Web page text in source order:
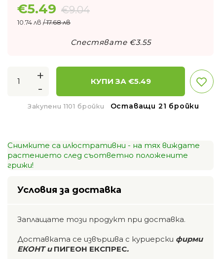
€5.49 €9.04
10.74 лв / 17.68 лв
Спестявате €3.55
+
-
КУПИ ЗА €5.49
Закупени 1101 бройки Оставащи 21 бройки
Снимките са илюстративни - на тях виждате
растението след съответно положените
грижи!
Условия за доставка
Заплащате този продукт при доставка.
Доставката се извършва с куриерски фирми
ЕКОНТ и ПИГЕОН ЕКСПРЕС.